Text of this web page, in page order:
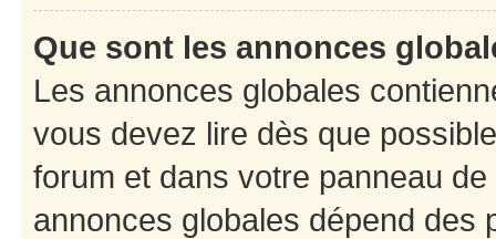
Que sont les annonces
Les annonces globales
vous devez lire dès que
forum et dans votre panneau
annonces globales dépend des